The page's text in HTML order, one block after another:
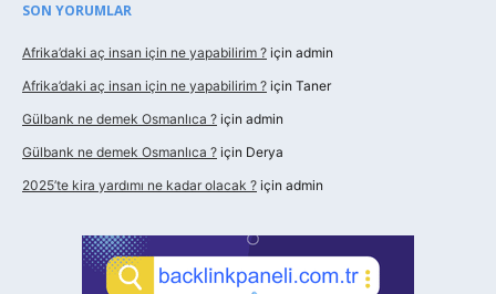
SON YORUMLAR
Afrika’daki aç insan için ne yapabilirim ? için admin
Afrika’daki aç insan için ne yapabilirim ? için Taner
Gülbank ne demek Osmanlıca ? için admin
Gülbank ne demek Osmanlıca ? için Derya
2025’te kira yardımı ne kadar olacak ? için admin